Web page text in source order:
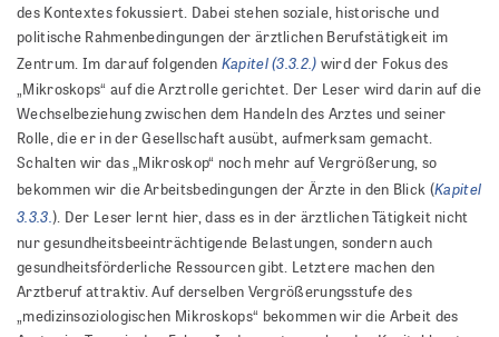
des Kontextes fokussiert. Dabei stehen soziale, historische und
politische Rahmenbedingungen der ärztlichen Berufstätigkeit im
Zentrum. Im darauf folgenden Kapitel (3.3.2.) wird der Fokus des
„Mikroskops“ auf die Arztrolle gerichtet. Der Leser wird darin auf die
Wechselbeziehung zwischen dem Handeln des Arztes und seiner
Rolle, die er in der Gesellschaft ausübt, aufmerksam gemacht.
Schalten wir das „Mikroskop“ noch mehr auf Vergrößerung, so
bekommen wir die Arbeitsbedingungen der Ärzte in den Blick (Kapitel
3.3.3. ). Der Leser lernt hier, dass es in der ärztlichen Tätigkeit nicht
nur gesundheitsbeeinträchtigende Belastungen, sondern auch
gesundheitsförderliche Ressourcen gibt. Letztere machen den
Arztberuf attraktiv. Auf derselben Vergrößerungsstufe des
„medizinsoziologischen Mikroskops“ bekommen wir die Arbeit des